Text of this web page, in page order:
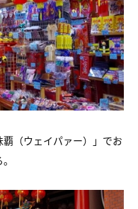
（ウェイパァー）」でお